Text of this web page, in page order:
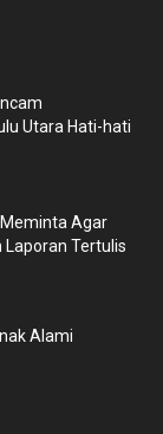
Utara Hati-hati
Meminta Agar
Tertulis
Alami